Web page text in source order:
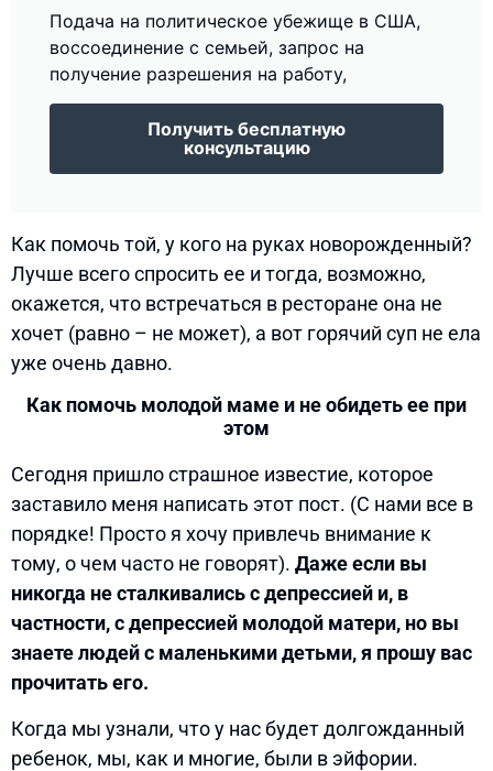
Подача на политическое убежище в США,
воссоединение с семьей, запрос на
получение разрешения на работу,
Получить бесплатную
консультацию
Как помочь той, у кого на руках новорожденный?
Лучше всего спросить ее и тогда, возможно,
окажется, что встречаться в ресторане она не
хочет (равно – не может), а вот горячий суп не ела
уже очень давно.
Как помочь молодой маме и не обидеть ее при
этом
Сегодня пришло страшное известие, которое
заставило меня написать этот пост. (С нами все в
порядке! Просто я хочу привлечь внимание к
тому, о чем часто не говорят). Даже если вы
никогда не сталкивались с депрессией и, в
частности, с депрессией молодой матери, но вы
знаете людей с маленькими детьми, я прошу вас
прочитать его.
Когда мы узнали, что у нас будет долгожданный
ребенок, мы, как и многие, были в эйфории.